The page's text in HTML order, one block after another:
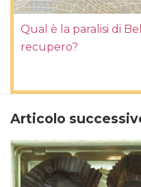
Qual è la paralisi di
recupero?
Articolo